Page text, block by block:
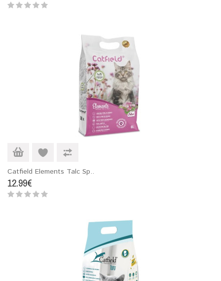
Catfield Elements Talc Sp..
12.99€